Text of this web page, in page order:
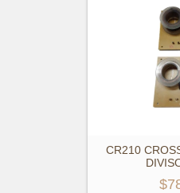
CR210